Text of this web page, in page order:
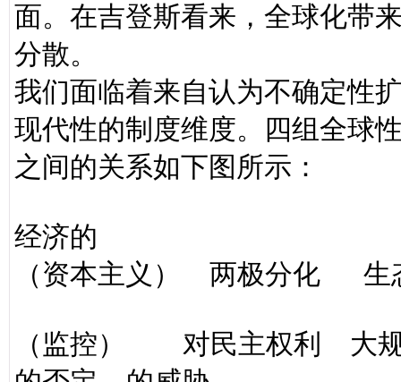
面。在吉登斯看来，全球化带
分散。
我们面临着来自认为不确定性
现代性的制度维度。四组全球
之间的关系如下图所示：
经济的
（资本主义） 两极分化
（监控） 对民主权利 大